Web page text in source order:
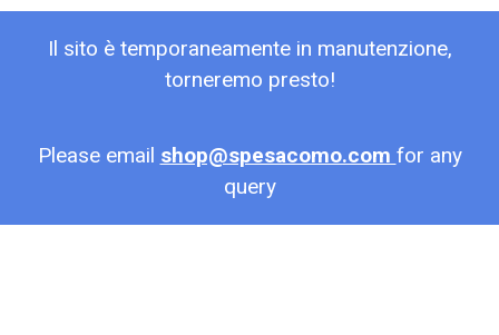
Il sito è temporaneamente in manutenzione,
torneremo presto!
Please email shop@spesacomo.com for any
query